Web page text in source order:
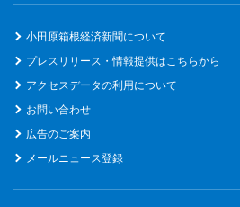
小田原箱根経済新聞について
プレスリリース・情報提供はこちらから
アクセスデータの利用について
お問い合わせ
広告のご案内
メールニュース登録